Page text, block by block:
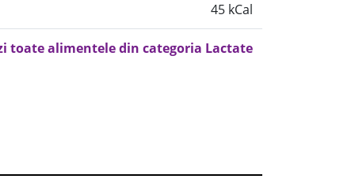
45 kCal
toate alimentele din categoria Lactate